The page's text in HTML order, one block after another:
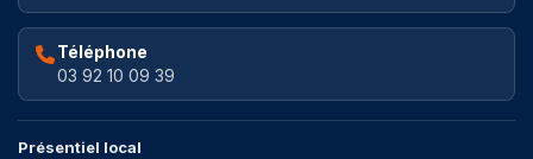
Téléphone
03 92 10 09 39
Présentiel local